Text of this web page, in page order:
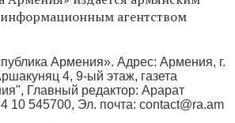
агентством
Армения». Адрес: Армения, г.
4, 9-ый этаж, газета
Главный редактор: Арарат
10 545700, Эл. почта: contact@ra.am